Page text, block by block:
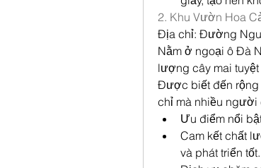
2. Khu Vườn Hoa
Địa chỉ: Đường
Nằm ở ngoại ô Đà
lượng cây mai
Được biết đến rộng
chỉ mà nhiều người
Ưu điểm nổi
Cam kết chất
và phát triển tốt.